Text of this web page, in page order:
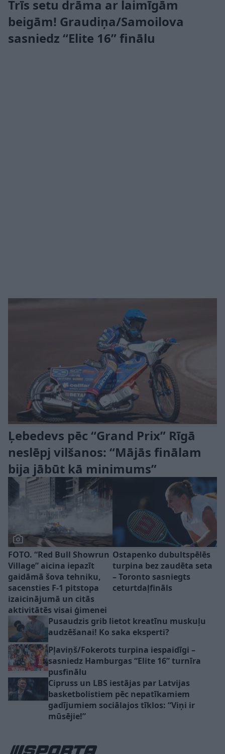
Trīs setu drāma ar laimīgām
beigām! Graudiņa/Samoilova
sasniedz “Elite 16” finālu
Ļebedevs pēc “Grand Prix” Rīgā
neslēpj vilšanos: “Mājās finālam
bija jābūt kā minimums”
FOTO. “Red Bull Showrun
Village” aicina iepazīt
gaidāmā šova tehniku,
sacensties F-1 pitstopa
izaicinājumā un citās
aktivitātēs visai ģimenei
Ostapenko dubultspēlēs
turpina bez zaudēta seta
– Toronto sasniegts
ceturtdaļfināls
Pusaudzis grib lietot kreatīnu muskuļu
audzēšanai! Ko saka eksperti?
Pļaviņš/Fokerots turpina iespaidīgi –
sasniedz Hamburgas “Elite 16” turnīra
pusfinālu
Cipruss un LBS iestājas par Latvijas
basketbolistiem pēc nepatīkamiem
gadījumiem sociālajos tīklos: “Viņi ir
mūsējie!”